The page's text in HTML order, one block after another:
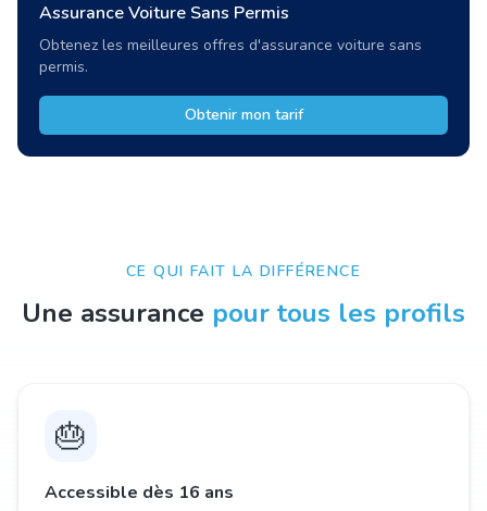
Assurance Voiture Sans Permis
Obtenez les meilleures offres d'assurance voiture sans
permis.
Obtenir mon tarif
CE QUI FAIT LA DIFFÉRENCE
Une assurance pour tous les profils
🎂
Accessible dès 16 ans